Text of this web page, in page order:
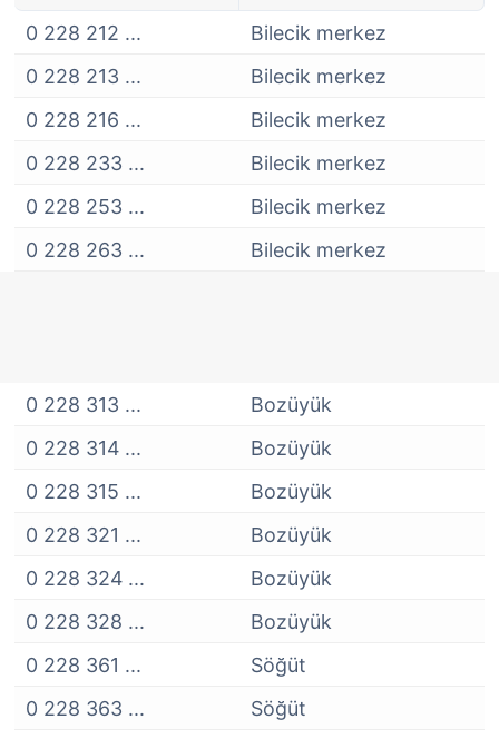
0 228 212 ...
Bilecik merkez
0 228 213 ...
Bilecik merkez
0 228 216 ...
Bilecik merkez
0 228 233 ...
Bilecik merkez
0 228 253 ...
Bilecik merkez
0 228 263 ...
Bilecik merkez
0 228 313 ...
Bozüyük
0 228 314 ...
Bozüyük
0 228 315 ...
Bozüyük
0 228 321 ...
Bozüyük
0 228 324 ...
Bozüyük
0 228 328 ...
Bozüyük
0 228 361 ...
Söğüt
0 228 363 ...
Söğüt